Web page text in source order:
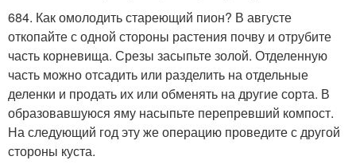
684. Как омолодить стареющий пион? В августе
откопайте с одной стороны растения почву и отрубите
часть корневища. Срезы засыпьте золой. Отделенную
часть можно отсадить или разделить на отдельные
деленки и продать их или обменять на другие сорта. В
образовавшуюся яму насыпьте перепревший компост.
На следующий год эту же операцию проведите с другой
стороны куста.